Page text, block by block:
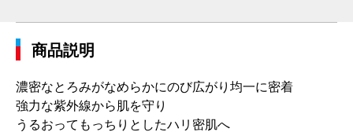
商品説明
濃密なとろみがなめらかにのび広がり均一に密着
強力な紫外線から肌を守り
うるおってもっちりとしたハリ密肌へ